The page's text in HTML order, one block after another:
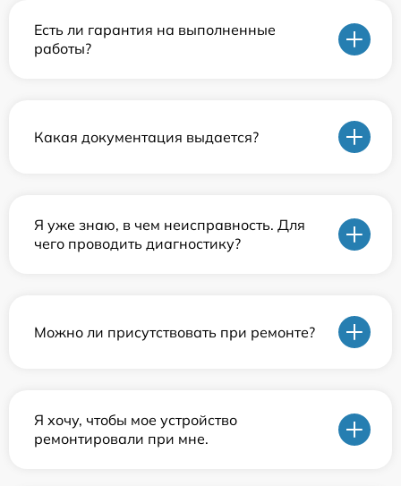
Есть ли гарантия на выполненные
работы?
Какая документация выдается?
Я уже знаю, в чем неисправность. Для
чего проводить диагностику?
Можно ли присутствовать при ремонте?
Я хочу, чтобы мое устройство
ремонтировали при мне.